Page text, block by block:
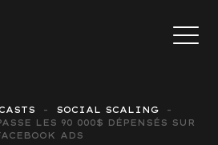
SOCIAL SCALING
LES 90 000$ DÉPENSÉS SUR
ADS